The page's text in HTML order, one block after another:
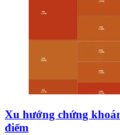
Xu hướng chứng
điểm